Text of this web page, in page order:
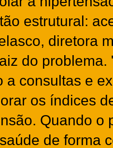
estrutural:
diretora
do
a consultas e
os índices
Quando o
de forma